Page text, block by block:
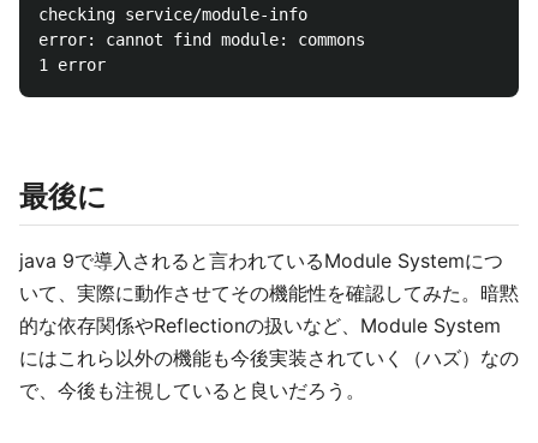
checking service/module-info
error: cannot find module: commons
最後に
java 9で導入されると言われているModule Systemにつ
いて、実際に動作させてその機能性を確認してみた。暗黙
的な依存関係やReflectionの扱いなど、Module System
にはこれら以外の機能も今後実装されていく（ハズ）なの
で、今後も注視していると良いだろう。